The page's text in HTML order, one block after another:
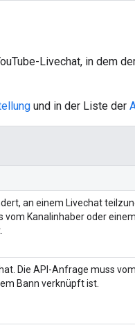
Livechat, in dem
und in der Liste der
an einem Livechat
Kanalinhaber oder
Die API-Anfrage muss
Bann verknüpft ist.